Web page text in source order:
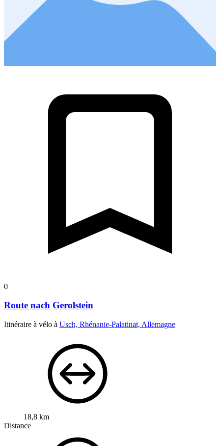
0
Route nach Gerolstein
Itinéraire à vélo à Usch, Rhénanie-Palatinat, Allemagne
18,8 km
Distance